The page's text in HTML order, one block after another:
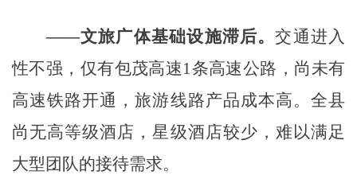
——文旅广体基础设施滞后。交通进入
性不强，仅有包茂高速1条高速公路，尚未有
高速铁路开通，旅游线路产品成本高。全县
尚无高等级酒店，星级酒店较少，难以满足
大型团队的接待需求。